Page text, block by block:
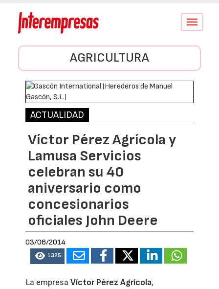
Conmutar
AGRICULTURA
ACTUALIDAD
Víctor Pérez Agrícola y
Lamusa Servicios
celebran su 40
aniversario como
concesionarios
oficiales John Deere
03/06/2014
1325
La empresaVíctor Pérez Agrícola,